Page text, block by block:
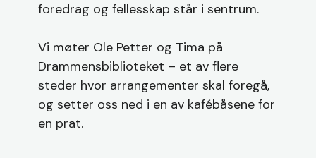
foredrag og fellesskap står i sentrum.
Vi møter Ole Petter og Tima på
Drammensbiblioteket – et av flere
steder hvor arrangementer skal foregå,
og setter oss ned i en av kafébåsene for
en prat.